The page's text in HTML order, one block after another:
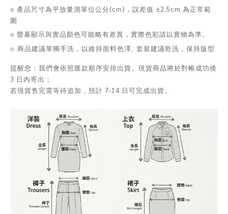
⌾ 產品尺寸為平放量測單位公分(cm)，誤差值 ±2.5cm 為正常範
圍
⌾ 螢幕顯示與實品顏色可能略有差異，實際色彩請以實物為準。
⌾ 商品建議單獨手洗，以維持面料色澤; 套裝建議乾洗，保持版型
提醒您：我們會依照匯款順序安排出貨。現貨商品將於對帳成功後
3 日內寄出；
若現貨售完需等待追加，預計 7-14 日可完成出貨。